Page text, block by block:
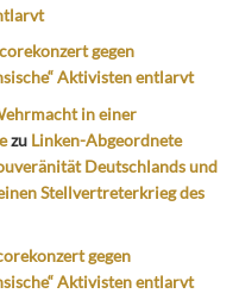
gegen
Aktivisten entlarvt
in einer
zu Linken-Abgeordnete
Deutschlands und
Stellvertreterkrieg des
gegen
Aktivisten entlarvt